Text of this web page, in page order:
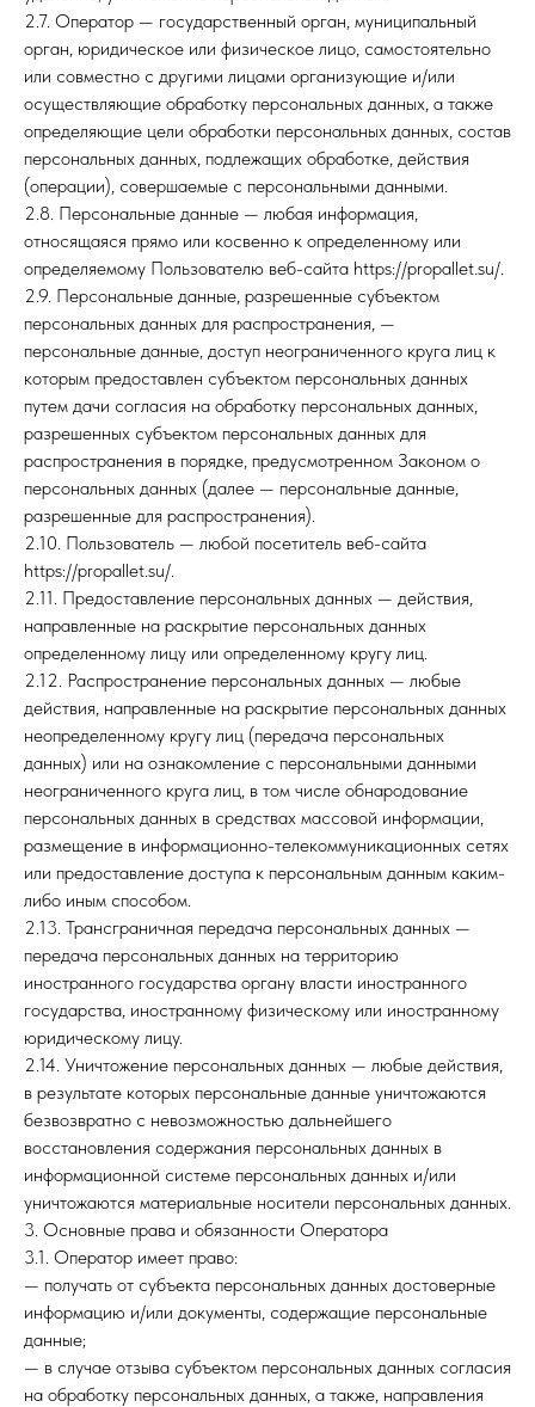
2.7. Оператор — государственный орган, муниципальный
орган, юридическое или физическое лицо, самостоятельно
или совместно с другими лицами организующие и/или
осуществляющие обработку персональных данных, а также
определяющие цели обработки персональных данных, состав
персональных данных, подлежащих обработке, действия
(операции), совершаемые с персональными данными.
2.8. Персональные данные — любая информация,
относящаяся прямо или косвенно к определенному или
определяемому Пользователю веб-сайта https://propallet.su/.
2.9. Персональные данные, разрешенные субъектом
персональных данных для распространения, —
персональные данные, доступ неограниченного круга лиц к
которым предоставлен субъектом персональных данных
путем дачи согласия на обработку персональных данных,
разрешенных субъектом персональных данных для
распространения в порядке, предусмотренном Законом о
персональных данных (далее — персональные данные,
разрешенные для распространения).
2.10. Пользователь — любой посетитель веб-сайта
https://propallet.su/.
2.11. Предоставление персональных данных — действия,
направленные на раскрытие персональных данных
определенному лицу или определенному кругу лиц.
2.12. Распространение персональных данных — любые
действия, направленные на раскрытие персональных данных
неопределенному кругу лиц (передача персональных
данных) или на ознакомление с персональными данными
неограниченного круга лиц, в том числе обнародование
персональных данных в средствах массовой информации,
размещение в информационно-телекоммуникационных сетях
или предоставление доступа к персональным данным каким-
либо иным способом.
2.13. Трансграничная передача персональных данных —
передача персональных данных на территорию
иностранного государства органу власти иностранного
государства, иностранному физическому или иностранному
юридическому лицу.
2.14. Уничтожение персональных данных — любые действия,
в результате которых персональные данные уничтожаются
безвозвратно с невозможностью дальнейшего
восстановления содержания персональных данных в
информационной системе персональных данных и/или
уничтожаются материальные носители персональных данных.
3. Основные права и обязанности Оператора
3.1. Оператор имеет право:
— получать от субъекта персональных данных достоверные
информацию и/или документы, содержащие персональные
данные;
— в случае отзыва субъектом персональных данных согласия
на обработку персональных данных, а также, направления